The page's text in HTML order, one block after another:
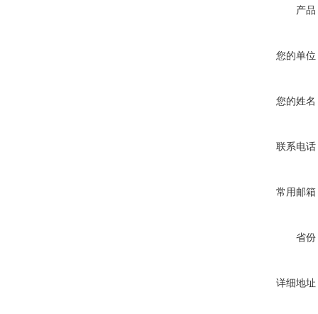
产品
您的单位
您的姓名
联系电话
常用邮箱
省份
详细地址